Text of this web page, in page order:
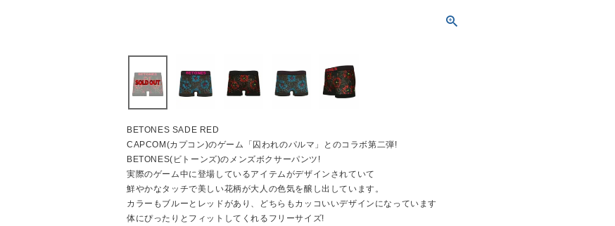
BETONES SADE RED
CAPCOM(カプコン)のゲーム「囚われのパルマ」とのコラボ第二弾!
BETONES(ビトーンズ)のメンズボクサーパンツ!
実際のゲーム中に登場しているアイテムがデザインされていて
鮮やかなタッチで美しい花柄が大人の色気を醸し出しています。
カラーもブルーとレッドがあり、どちらもカッコいいデザインになっています
体にぴったりとフィットしてくれるフリーサイズ!